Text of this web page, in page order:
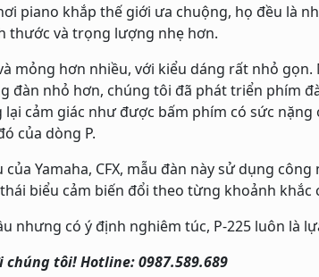
piano khắp thế giới ưa chuộng, họ đều là
thước và trọng lượng nhẹ hơn.
mỏng hơn nhiều, với kiểu dáng rất nhỏ
đàn nhỏ hơn, chúng tôi đã phát triển phím
cảm giác như được bấm phím có sức nặng
của dòng P.
Yamaha, CFX, mẫu đàn này sử dụng
biểu cảm biến đổi theo từng khoảnh
có ý định nghiêm túc, P-225 luôn là
tôi! Hotline: 0987.589.689